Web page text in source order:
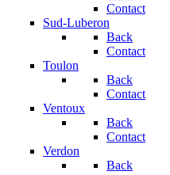
Contact
Sud-Luberon
Back
Contact
Toulon
Back
Contact
Ventoux
Back
Contact
Verdon
Back